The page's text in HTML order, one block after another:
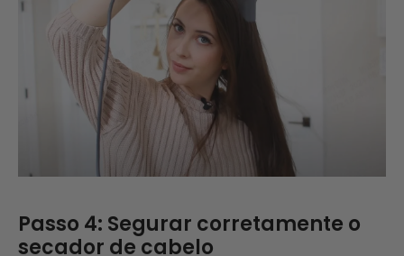
Passo 4: Segurar corretamente o
secador de cabelo